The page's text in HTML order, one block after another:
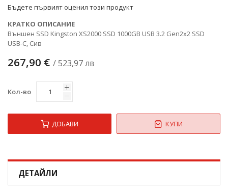
Бъдете първият оценил този продукт
КРАТКО ОПИСАНИЕ
Външен SSD Kingston XS2000 SSD 1000GB USB 3.2 Gen2x2 SSD
USB-C, Сив
267,90 € / 523,97 лв
Кол-во
ДОБАВИ КУПИ
ДЕТАЙЛИ